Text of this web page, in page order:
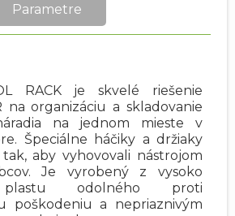
Parametre
RACK je skvelé riešenie
na organizáciu a skladovanie
na jednom mieste v
Špeciálne háčiky a držiaky
aby vyhovovali nástrojom
Je vyrobený z vysoko
plastu odolného proti
poškodeniu a nepriaznivým